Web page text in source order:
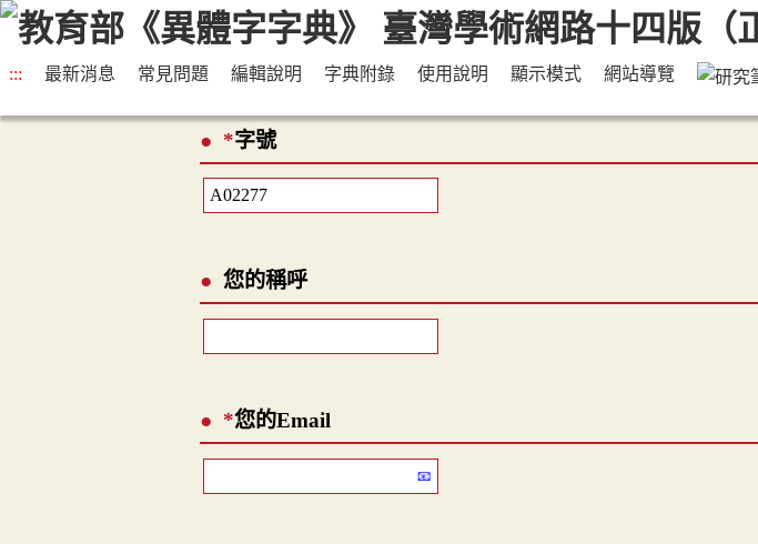
::: 最新消息 常見問題 編輯說明 字典附錄 使用說明 顯示模式 網站導覽
*字號
您的稱呼
*您的Email